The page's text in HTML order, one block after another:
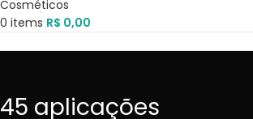
0 items R$ 0,00
45 aplicações